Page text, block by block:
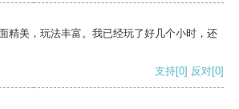
精美，玩法丰富。我已经玩了好几个小时，还
支持[0] 反对[0]